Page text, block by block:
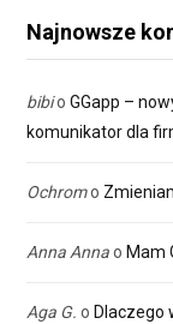
Najnowsze
bibio GGapp –
komunikator dla
Ochromo
Anna Annao Mam
Aga G. o Dlaczego